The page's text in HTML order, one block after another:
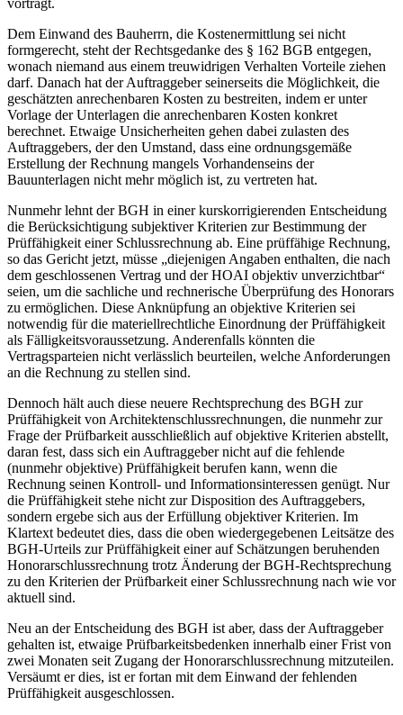
vorträgt.
Dem Einwand des Bauherrn, die Kostenermittlung sei nicht
formgerecht, steht der Rechtsgedanke des § 162 BGB entgegen,
wonach niemand aus einem treuwidrigen Verhalten Vorteile ziehen
darf. Danach hat der Auftraggeber seinerseits die Möglichkeit, die
geschätzten anrechenbaren Kosten zu bestreiten, indem er unter
Vorlage der Unterlagen die anrechenbaren Kosten konkret
berechnet. Etwaige Unsicherheiten gehen dabei zulasten des
Auftraggebers, der den Umstand, dass eine ordnungsgemäße
Erstellung der Rechnung mangels Vorhandenseins der
Bauunterlagen nicht mehr möglich ist, zu vertreten hat.
Nunmehr lehnt der BGH in einer kurskorrigierenden Entscheidung
die Berücksichtigung subjektiver Kriterien zur Bestimmung der
Prüffähigkeit einer Schlussrechnung ab. Eine prüffähige Rechnung,
so das Gericht jetzt, müsse „diejenigen Angaben enthalten, die nach
dem geschlossenen Vertrag und der HOAI objektiv unverzichtbar“
seien, um die sachliche und rechnerische Überprüfung des Honorars
zu ermöglichen. Diese Anknüpfung an objektive Kriterien sei
notwendig für die materiellrechtliche Einordnung der Prüffähigkeit
als Fälligkeitsvoraussetzung. Anderenfalls könnten die
Vertragsparteien nicht verlässlich beurteilen, welche Anforderungen
an die Rechnung zu stellen sind.
Dennoch hält auch diese neuere Rechtsprechung des BGH zur
Prüffähigkeit von Architektenschlussrechnungen, die nunmehr zur
Frage der Prüfbarkeit ausschließlich auf objektive Kriterien abstellt,
daran fest, dass sich ein Auftraggeber nicht auf die fehlende
(nunmehr objektive) Prüffähigkeit berufen kann, wenn die
Rechnung seinen Kontroll- und Informationsinteressen genügt. Nur
die Prüffähigkeit stehe nicht zur Disposition des Auftraggebers,
sondern ergebe sich aus der Erfüllung objektiver Kriterien. Im
Klartext bedeutet dies, dass die oben wiedergegebenen Leitsätze des
BGH-Urteils zur Prüffähigkeit einer auf Schätzungen beruhenden
Honorarschlussrechnung trotz Änderung der BGH-Rechtsprechung
zu den Kriterien der Prüfbarkeit einer Schlussrechnung nach wie vor
aktuell sind.
Neu an der Entscheidung des BGH ist aber, dass der Auftraggeber
gehalten ist, etwaige Prüfbarkeitsbedenken in­nerhalb einer Frist von
zwei Monaten seit Zugang der Ho­norarschlussrechnung mitzuteilen.
Versäumt er dies, ist er fortan mit dem Einwand der fehlenden
Prüffähigkeit ausgeschlossen.